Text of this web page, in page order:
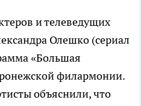
и телеведущих
Олешко (сериал
«Большая
филармонии.
объяснили, что